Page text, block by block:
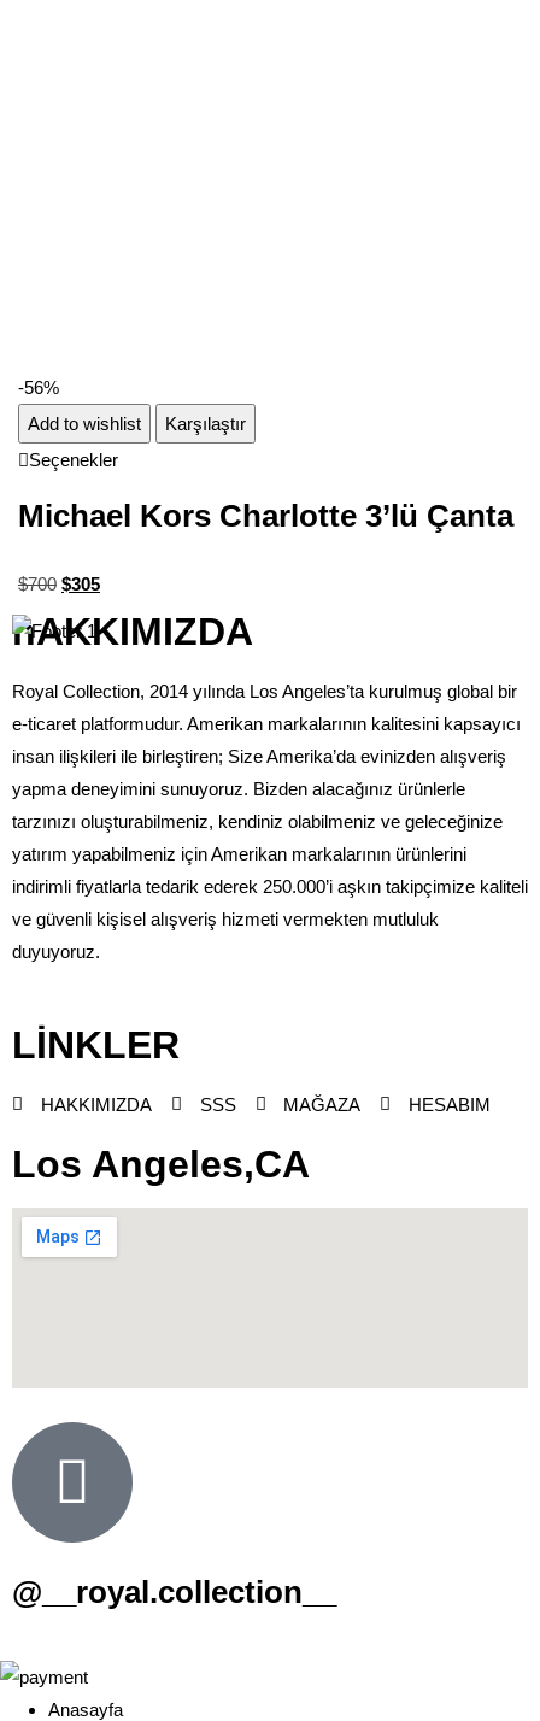
-56%
Add to wishlist
Karşılaştır
Seçenekler
Michael Kors Charlotte 3’lü Çanta
$700 $305
hAKKIMIZDA
Royal Collection, 2014 yılında Los Angeles’ta kurulmuş global bir
e-ticaret platformudur. Amerikan markalarının kalitesini kapsayıcı
insan ilişkileri ile birleştiren; Size Amerika’da evinizden alışveriş
yapma deneyimini sunuyoruz. Bizden alacağınız ürünlerle
tarzınızı oluşturabilmeniz, kendiniz olabilmeniz ve geleceğinize
yatırım yapabilmeniz için Amerikan markalarının ürünlerini
indirimli fiyatlarla tedarik ederek 250.000’i aşkın takipçimize kaliteli
ve güvenli kişisel alışveriş hizmeti vermekten mutluluk
duyuyoruz.
LİNKLER
HAKKIMIZDA SSS MAĞAZA HESABIM
Los Angeles,CA
@__royal.collection__
Anasayfa